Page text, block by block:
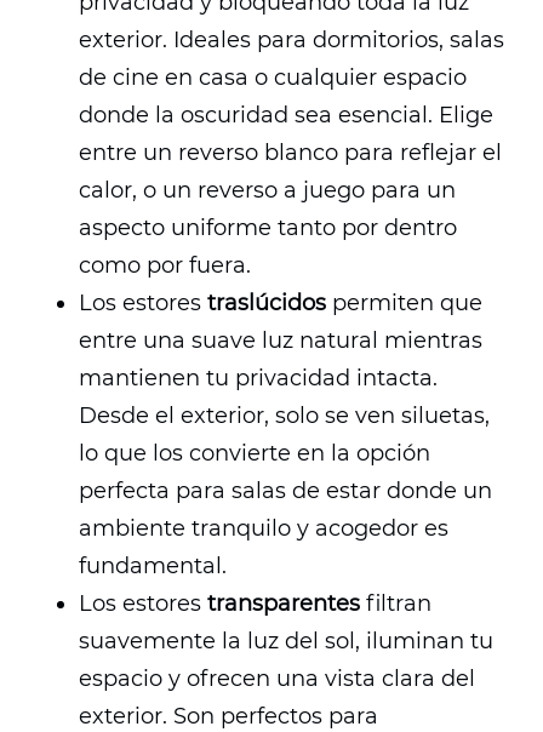
exterior. Ideales para dormitorios, salas
de cine en casa o cualquier espacio
donde la oscuridad sea esencial. Elige
entre un reverso blanco para reflejar el
calor, o un reverso a juego para un
aspecto uniforme tanto por dentro
como por fuera.
Los estores traslúcidos permiten que
entre una suave luz natural mientras
mantienen tu privacidad intacta.
Desde el exterior, solo se ven siluetas,
lo que los convierte en la opción
perfecta para salas de estar donde un
ambiente tranquilo y acogedor es
fundamental.
Los estores transparentes filtran
suavemente la luz del sol, iluminan tu
espacio y ofrecen una vista clara del
exterior. Son perfectos para